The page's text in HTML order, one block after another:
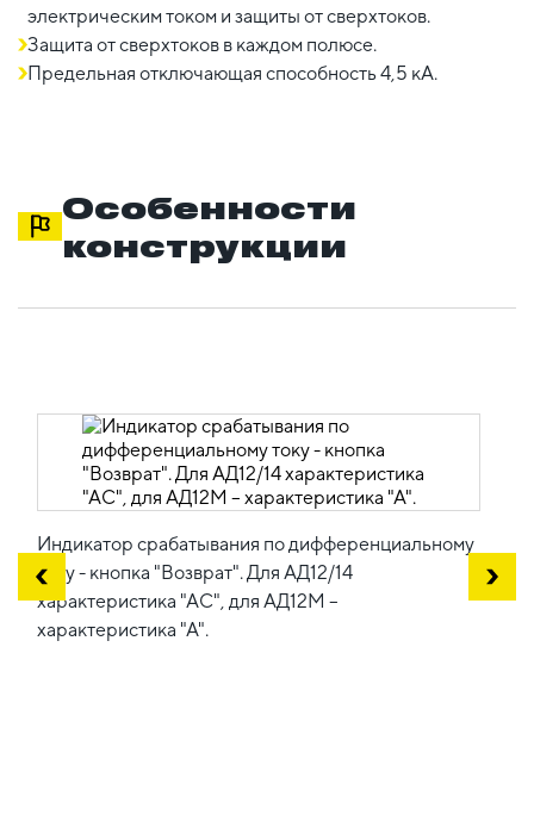
электрическим током и защиты от сверхтоков.
Защита от сверхтоков в каждом полюсе.
Предельная отключающая способность 4,5 кА.
Особенности
конструкции
Индикатор срабатывания по дифференциальному
току - кнопка "Возврат". Для АД12/14
характеристика "АС", для АД12М –
характеристика "А".